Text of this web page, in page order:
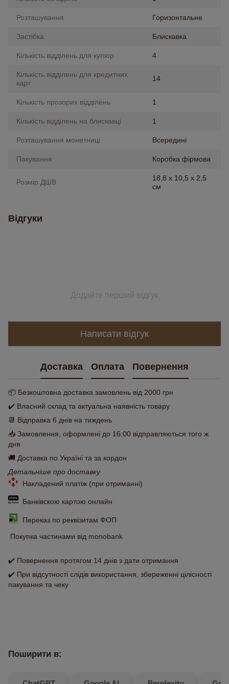
Розташування Горизонтальне
Застібка Блискавка
Кількість відділень для купюр 4
Кількість відділень для кредитних
карт
14
Кількість прозорих відділень 1
Кількість відділень на блискавці 1
Розташування монетниці Всередині
Пакування Коробка фірмова
Розмір ДШВ
18,8 х 10,5 х 2,5
см
Відгуки
Додайте перший відгук
Написати відгук
Доставка Оплата Повернення
📦 Безкоштовна доставка замовлень від 2000 грн
✔️ Власний склад та актуальна наявність товару
📆 Відправка 6 днів на тиждень
📥 Замовлення, оформлені до 16:00 відправляються того ж
дня
🚚 Доставка по Україні та за кордон
Детальніше про доставку
Накладений платіж (при отриманні)
Банківскою картою онлайн
Переказ по реквізитам ФОП
Покупка частинами від monobank
✔️ Повернення протягом 14 днів з дати отримання
✔️ При відсутності слідів використання, збереженні цілісності
пакування та чеку
Поширити в: